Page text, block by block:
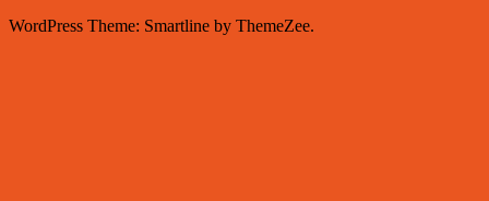
WordPress Theme: Smartline by ThemeZee.